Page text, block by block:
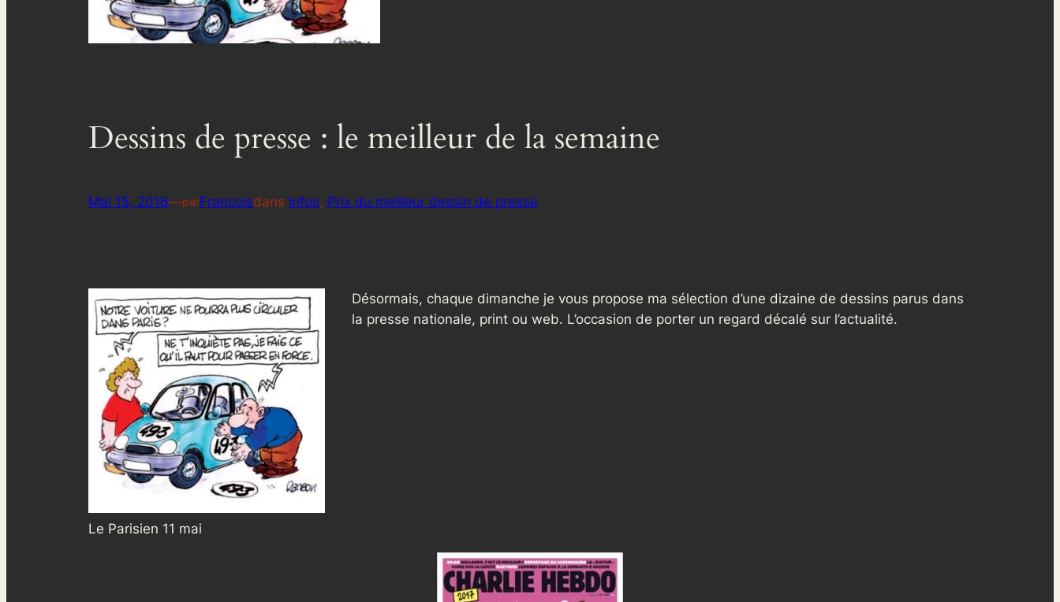
Dessins de presse : le meilleur de la semaine
Mai 15, 2016—parFrancoisdans Infos, Prix du meilleur dessin de presse
Le Parisien 11 mai
Désormais, chaque dimanche je vous propose ma sélection d’une dizaine de dessins parus dans
la presse nationale, print ou web. L’occasion de porter un regard décalé sur l’actualité.